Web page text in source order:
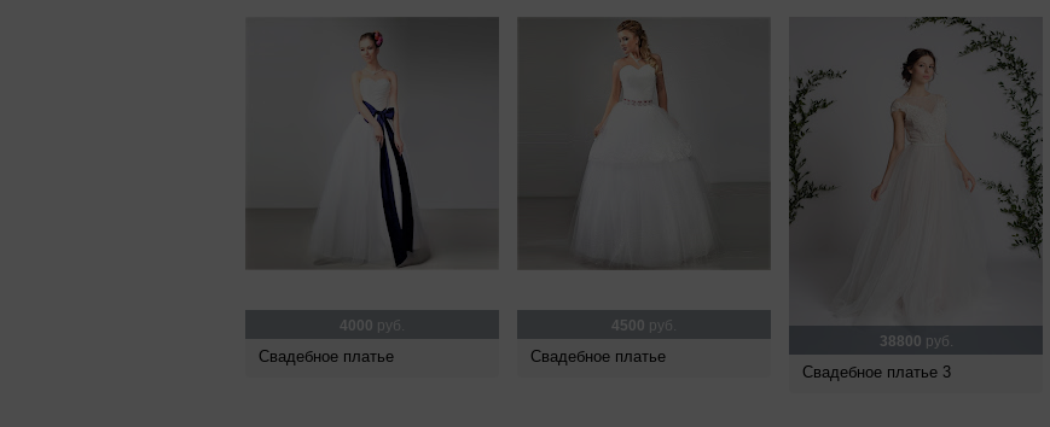
4000 руб.
Свадебное платье
4500 руб.
Свадебное платье
38800 руб.
Свадебное платье 3